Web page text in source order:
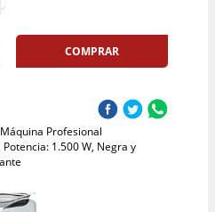
COMPRAR
Profesional
1.500 W, Negra y